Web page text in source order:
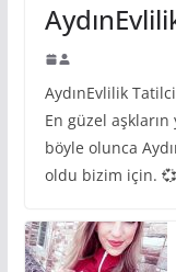
AydınEvlilik
En güzel aşkların
böyle olunca
oldu bizim için.